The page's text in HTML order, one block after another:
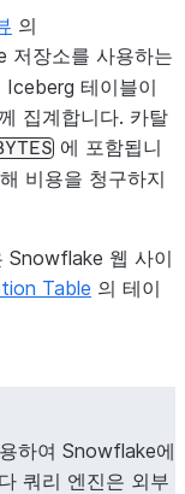
의
저장소를 사용하는
테이블이
집계합니다. 카탈
에 포함됩니
비용을 청구하지
Snowflake 웹 사이
Table 의 테이
하여 Snowflake에
쿼리 엔진은 외부